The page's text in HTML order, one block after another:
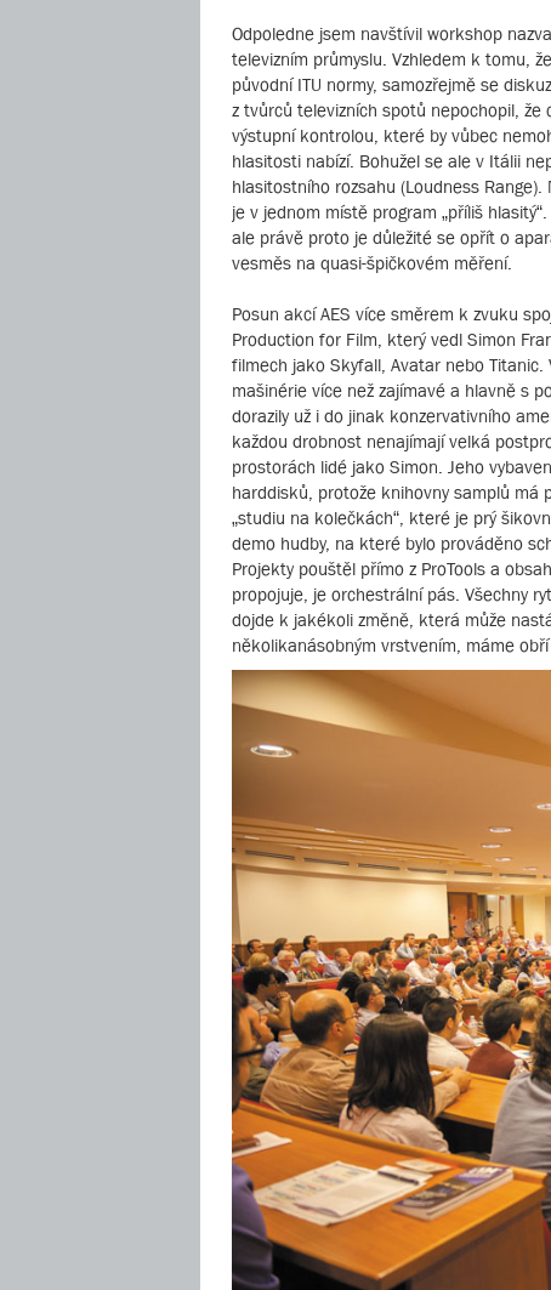
Odpoledne jsem navštívil workshop
televizním průmyslu. Vzhledem k tomu,
původní ITU normy, samozřejmě se
z tvůrců televizních spotů nepochopil,
výstupní kontrolou, které by vůbec
hlasitosti nabízí. Bohužel se ale v Itálii
hlasitostního rozsahu (Loudness
je v jednom místě program „příliš
ale právě proto je důležité se opřít o
vesměs na quasi-špičkovém měření.
Posun akcí AES více směrem k zvuku
Production for Film, který vedl Simon
filmech jako Skyfall, Avatar nebo
mašinérie více než zajímavé a hlavně s
dorazily už i do jinak konzervativního
každou drobnost nenajímají velká
prostorách lidé jako Simon. Jeho
harddisků, protože knihovny samplů má
„studiu na kolečkách“, které je prý
demo hudby, na které bylo prováděno
Projekty pouštěl přímo z ProTools a
propojuje, je orchestrální pás. Všechny
dojde k jakékoli změně, která může
několikanásobným vrstvením, máme